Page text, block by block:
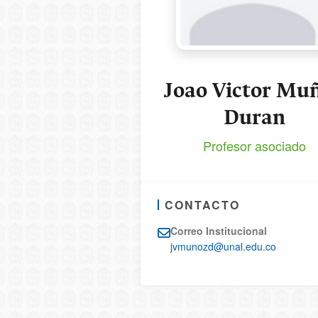
Joao Victor
Duran
Profesor asociado
CONTACTO
Correo Institucional
jvmunozd@unal.edu.co